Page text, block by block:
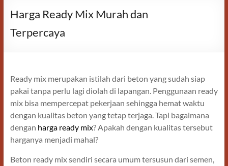
Harga Ready Mix Murah dan
Terpercaya
Ready mix merupakan istilah dari beton yang sudah siap
pakai tanpa perlu lagi diolah di lapangan. Penggunaan ready
mix bisa mempercepat pekerjaan sehingga hemat waktu
dengan kualitas beton yang tetap terjaga. Tapi bagaimana
dengan harga ready mix? Apakah dengan kualitas tersebut
harganya menjadi mahal?
Beton ready mix sendiri secara umum tersusun dari semen,